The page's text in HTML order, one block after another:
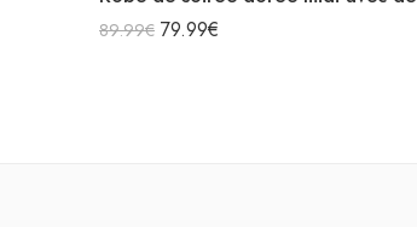
89.99€ 79.99€